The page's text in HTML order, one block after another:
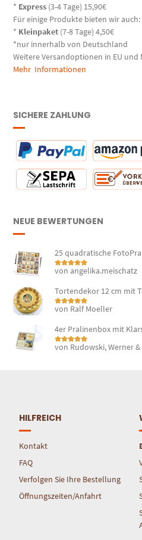
* Express (3-4 Tage) 15,90€
Für einige Produkte bieten wir auch:
* Kleinpaket (7-8 Tage) 4,50€
*nur innerhalb von Deutschland
Weitere Versandoptionen in EU und
Mehr Informationen
SICHERE ZAHLUNG
NEUE BEWERTUNGEN
25 quadratische
Bewertet mit
von angelika.meischatz
Tortendekor 12 cm mit
Bewertet mit
von Ralf Moeller
4er Pralinenbox mit
Bewertet mit
von Rudowski, Werner
HILFREICH
Kontakt
FAQ
Verfolgen Sie Ihre Bestellung
Öffnungszeiten/Anfahrt